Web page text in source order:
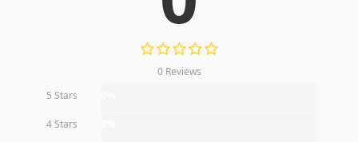
0 Reviews
5 Stars
4 Stars